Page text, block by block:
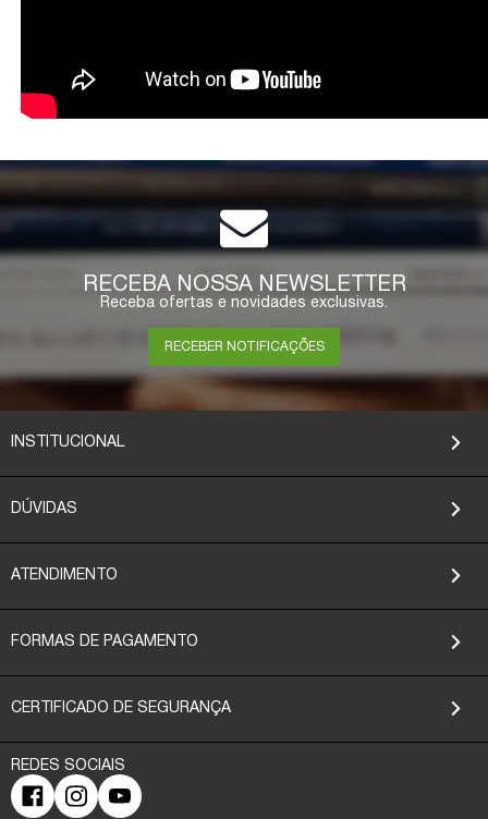
RECEBA NOSSA NEWSLETTER
Receba ofertas e novidades exclusivas.
RECEBER NOTIFICAÇÕES
INSTITUCIONAL
DÚVIDAS
ATENDIMENTO
FORMAS DE PAGAMENTO
CERTIFICADO DE SEGURANÇA